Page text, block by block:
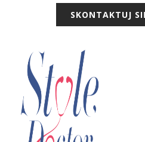
SKONTAKTUJ